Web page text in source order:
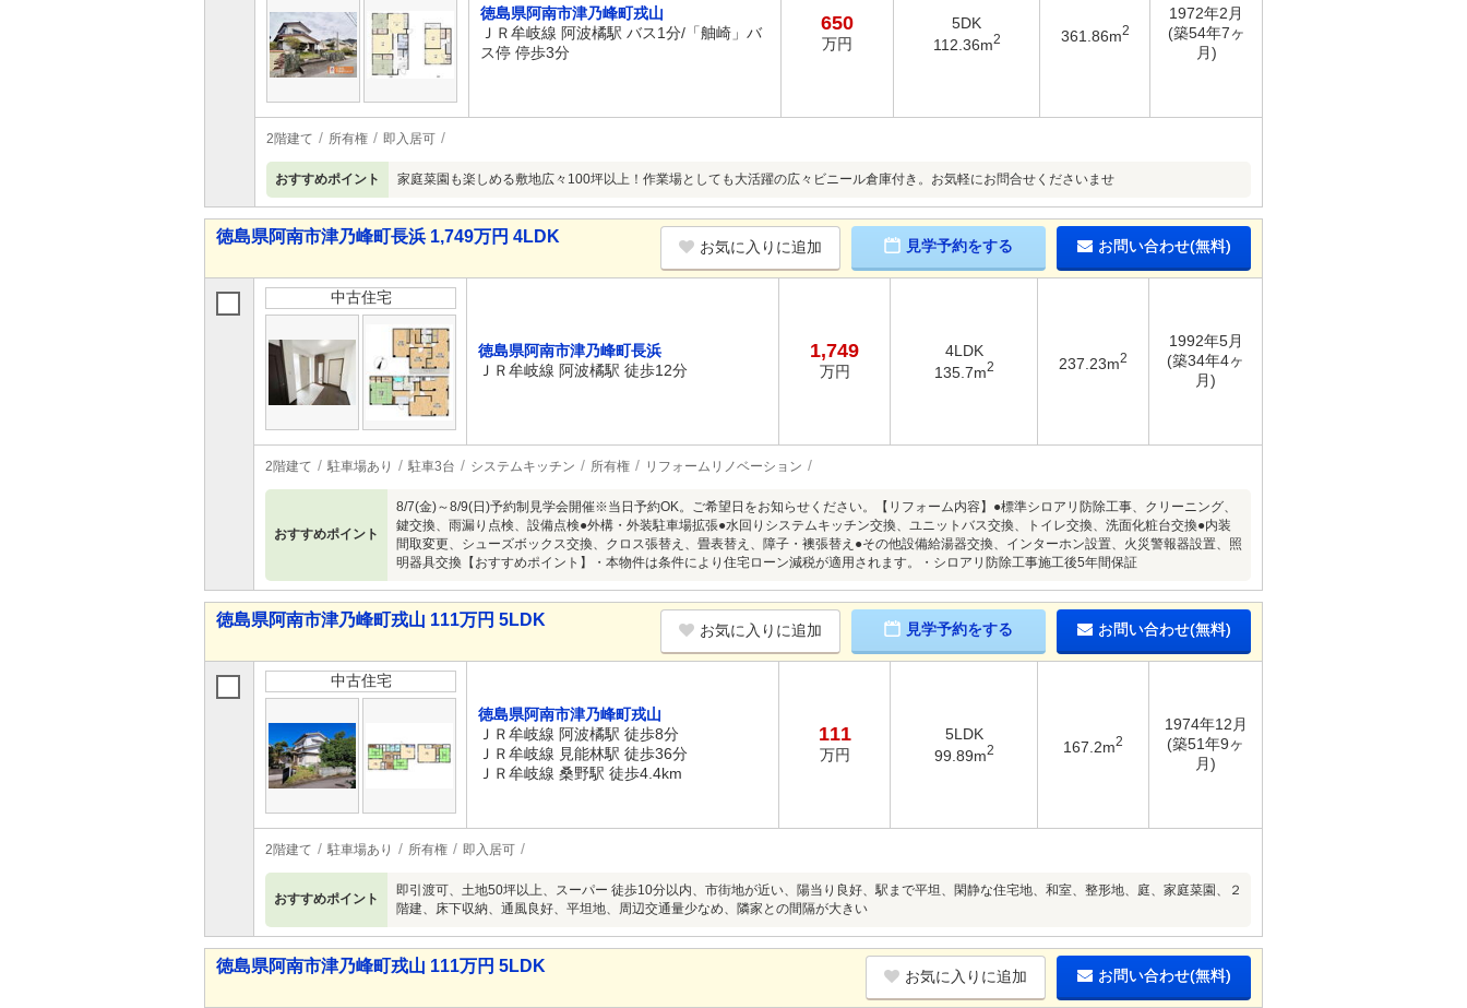
徳島県阿南市津乃峰町戎山
ＪＲ牟岐線 阿波橘駅 バス1分/「舳崎」バ
ス停 停歩3分
650
万円
5DK
112.36m2 361.86m2
1972年2月
(築54年7ヶ
月)
2階建て 所有権 即入居可
おすすめポイント 家庭菜園も楽しめる敷地広々100坪以上！作業場としても大活躍の広々ビニール倉庫付き。お気軽にお問合せくださいませ
徳島県阿南市津乃峰町長浜 1,749万円 4LDK
お気に入りに追加 見学予約をする お問い合わせ(無料)
中古住宅
徳島県阿南市津乃峰町長浜
ＪＲ牟岐線 阿波橘駅 徒歩12分
1,749
万円
4LDK
135.7m2 237.23m2
1992年5月
(築34年4ヶ
月)
2階建て 駐車場あり 駐車3台 システムキッチン 所有権 リフォームリノベーション
おすすめポイント
8/7(金)～8/9(日)予約制見学会開催※当日予約OK。ご希望日をお知らせください。【リフォーム内容】●標準シロアリ防除工事、クリーニング、
鍵交換、雨漏り点検、設備点検●外構・外装駐車場拡張●水回りシステムキッチン交換、ユニットバス交換、トイレ交換、洗面化粧台交換●内装
間取変更、シューズボックス交換、クロス張替え、畳表替え、障子・襖張替え●その他設備給湯器交換、インターホン設置、火災警報器設置、照
明器具交換【おすすめポイント】・本物件は条件により住宅ローン減税が適用されます。・シロアリ防除工事施工後5年間保証
徳島県阿南市津乃峰町戎山 111万円 5LDK
お気に入りに追加 見学予約をする お問い合わせ(無料)
中古住宅
徳島県阿南市津乃峰町戎山
ＪＲ牟岐線 阿波橘駅 徒歩8分
ＪＲ牟岐線 見能林駅 徒歩36分
ＪＲ牟岐線 桑野駅 徒歩4.4km
111
万円
5LDK
99.89m2 167.2m2
1974年12月
(築51年9ヶ
月)
2階建て 駐車場あり 所有権 即入居可
おすすめポイント
即引渡可、土地50坪以上、スーパー 徒歩10分以内、市街地が近い、陽当り良好、駅まで平坦、閑静な住宅地、和室、整形地、庭、家庭菜園、２
階建、床下収納、通風良好、平坦地、周辺交通量少なめ、隣家との間隔が大きい
徳島県阿南市津乃峰町戎山 111万円 5LDK
お気に入りに追加 お問い合わせ(無料)